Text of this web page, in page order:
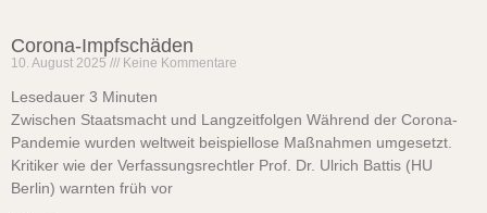
Corona-Impfschäden
10. August 2025 Keine Kommentare
Lesedauer 3 Minuten
Zwischen Staatsmacht und Langzeitfolgen Während der Corona-
Pandemie wurden weltweit beispiellose Maßnahmen umgesetzt.
Kritiker wie der Verfassungsrechtler Prof. Dr. Ulrich Battis (HU
Berlin) warnten früh vor